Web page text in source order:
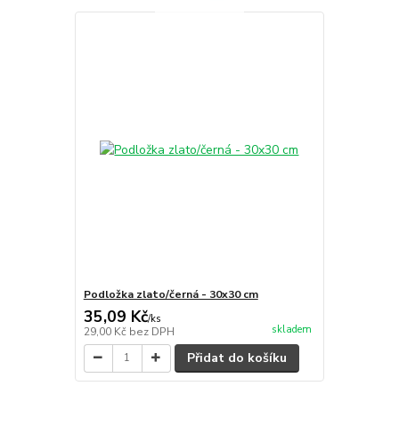
Podložka zlato/černá - 30x30 cm
35,09 Kč/ks
29,00 Kč bez DPH skladem
Přidat do košíku